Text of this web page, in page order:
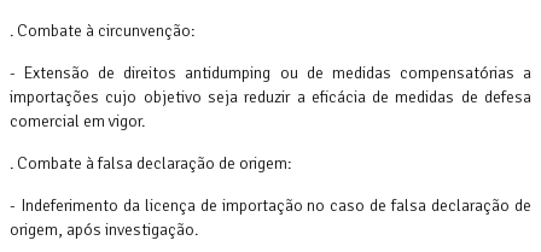
. Combate à circunvenção:
- Extensão de direitos antidumping ou de medidas compensatórias a
importações cujo objetivo seja reduzir a eficácia de medidas de defesa
comercial em vigor.
. Combate à falsa declaração de origem:
- Indeferimento da licença de importação no caso de falsa declaração de
origem, após investigação.